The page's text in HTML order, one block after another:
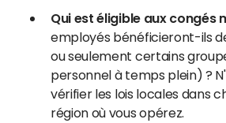
Qui est éligible aux congés
employés bénéficieront-ils
ou seulement certains
personnel à temps plein) ?
vérifier les lois locales dans
région où vous opérez.